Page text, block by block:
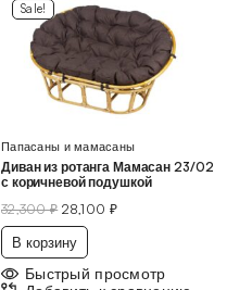
Sale!
Папасаны и мамасаны
Диван из ротанга Мамасан 23/02
с коричневой подушкой
32,300₽ 28,100 ₽
В корзину
Быстрый просмотр